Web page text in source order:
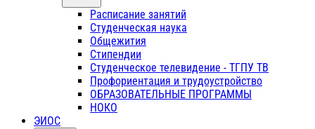
Расписание занятий
Студенческая наука
Общежития
Стипендии
Студенческое телевидение - ТГПУ ТВ
Профориентация и трудоустройство
ОБРАЗОВАТЕЛЬНЫЕ ПРОГРАММЫ
НОКО
ЭИОС